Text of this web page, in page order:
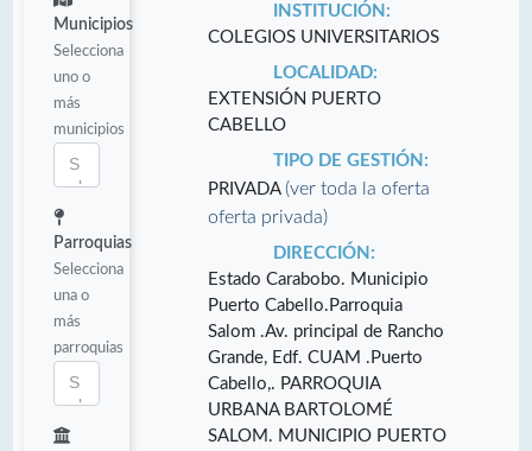
Municipios
Selecciona
uno o
más
municipios
Parroquias
Selecciona
una o
más
parroquias
INSTITUCIÓN:
COLEGIOS UNIVERSITARIOS
LOCALIDAD:
EXTENSIÓN PUERTO
CABELLO
TIPO DE GESTIÓN:
PRIVADA (ver toda la oferta
oferta privada)
DIRECCIÓN:
Estado Carabobo. Municipio
Puerto Cabello.Parroquia
Salom .Av. principal de Rancho
Grande, Edf. CUAM .Puerto
Cabello,. PARROQUIA
URBANA BARTOLOMÉ
SALOM. MUNICIPIO PUERTO